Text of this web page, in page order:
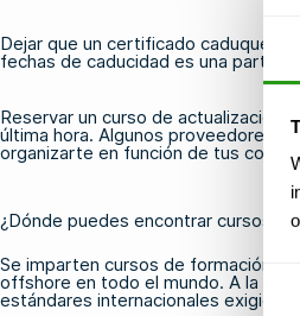
Dejar que un certificado caduque
fechas de caducidad es una parte
Reservar un curso de actualización
última hora. Algunos proveedores,
organizarte en función de tus
¿Dónde puedes encontrar cursos
Se imparten cursos de formación
offshore en todo el mundo. A la
estándares internacionales